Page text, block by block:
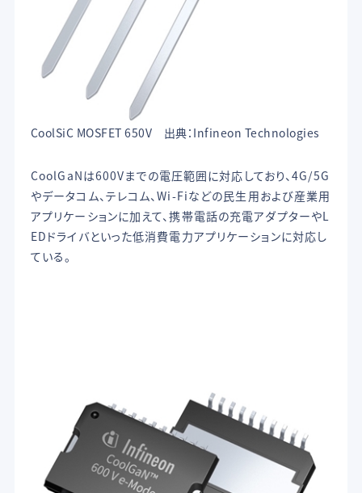
CoolSiC MOSFET 650V 出典：Infineon Technologies
CoolGaNは600Vまでの電圧範囲に対応しており、4G/5G
やデータコム、テレコム、Wi-Fiなどの民生用および産業用
アプリケーションに加えて、携帯電話の充電アダプターやL
EDドライバといった低消費電力アプリケーションに対応し
ている。